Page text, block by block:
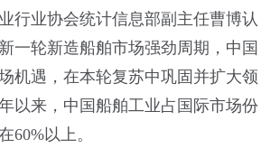
行业协会统计信息部副主任曹博认
一轮新造船舶市场强劲周期，中国
机遇，在本轮复苏中巩固并扩大领
以来，中国船舶工业占国际市场份
60%以上。